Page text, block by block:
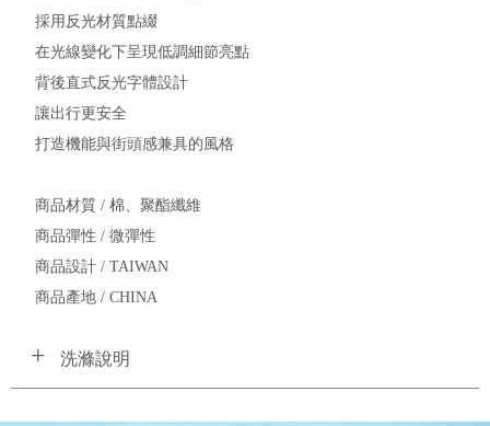
採用反光材質點綴
在光線變化下呈現低調細節亮點
背後直式反光字體設計
讓出行更安全
打造機能與街頭感兼具的風格
商品材質 / 棉、聚酯纖維
商品彈性 / 微彈性
商品設計 / TAIWAN
商品產地 / CHINA
洗滌說明